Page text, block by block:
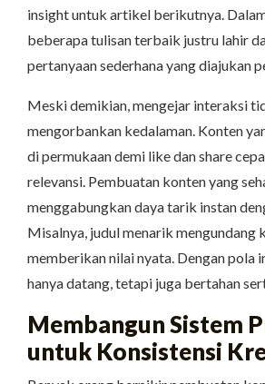
insight untuk artikel berikutnya.
beberapa tulisan terbaik justru lahir
pertanyaan sederhana yang diajukan
Meski demikian, mengejar interaksi
mengorbankan kedalaman. Konten
di permukaan demi like dan share
relevansi. Pembuatan konten yang
menggabungkan daya tarik instan
Misalnya, judul menarik mengundang
memberikan nilai nyata. Dengan pola
hanya datang, tetapi juga bertahan
Membangun Sistem
untuk Konsistensi